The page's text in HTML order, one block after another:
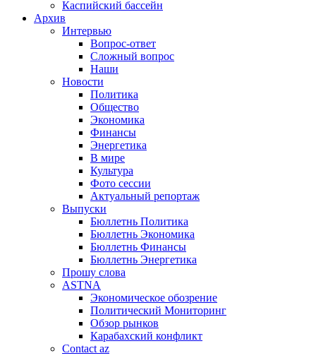
Каспийский бассейн
Архив
Интервью
Вопрос-ответ
Сложный вопрос
Наши
Новости
Политика
Общество
Экономика
Финансы
Энергетика
В мире
Культура
Фото сессии
Актуальный репортаж
Выпуски
Бюллетнь Политика
Бюллетнь Экономика
Бюллетнь Финансы
Бюллетнь Энергетика
Прошу слова
ASTNA
Экономическое обозрение
Политический Мониторинг
Обзор рынков
Карабахский конфликт
Contact az